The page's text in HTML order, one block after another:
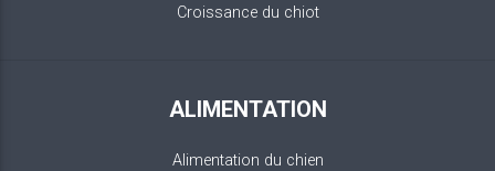
Croissance du chiot
ALIMENTATION
Alimentation du chien